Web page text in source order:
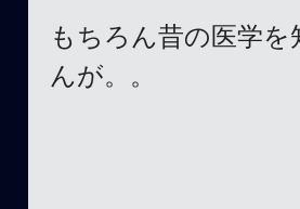
もちろん昔の医学
んが。。